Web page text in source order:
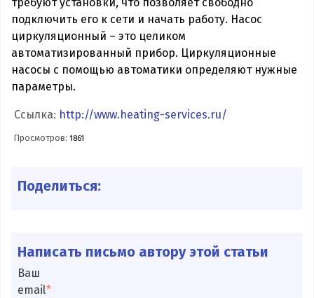
подключить его к сети и начать работу. Насос
циркуляционный – это целиком
автоматизированный прибор. Циркуляционные
насосы с помощью автоматики определяют нужные
параметры.
Ссылка: http://www.heating-services.ru/
Просмотров:1861
Поделиться:
Написать письмо автору этой статьи
Ваш
email